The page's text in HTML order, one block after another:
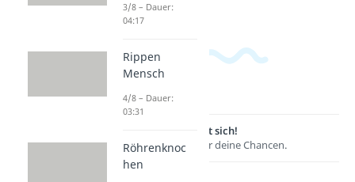
Lernen lohnt sich!
Entdecke hier deine Chancen.
3/8 – Dauer:
04:17
Rippen
Mensch
4/8 – Dauer:
03:31
Röhrenknoc
hen